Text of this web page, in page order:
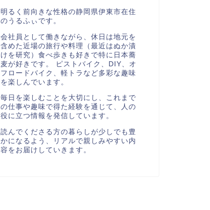
明るく前向きな性格の静岡県伊東市在住
のうるふぃです。
会社員として働きながら、休日は地元を
含めた近場の旅行や料理（最近はぬか漬
けを研究）食べ歩きも好きで特に日本蕎
麦が好きです。 ピストバイク、DIY、オ
フロードバイク、軽トラなど多彩な趣味
を楽しんでいます。
毎日を楽しむことを大切にし、これまで
の仕事や趣味で得た経験を通じて、人の
役に立つ情報を発信しています。
読んでくださる方の暮らしが少しでも豊
かになるよう、リアルで親しみやすい内
容をお届けしていきます。